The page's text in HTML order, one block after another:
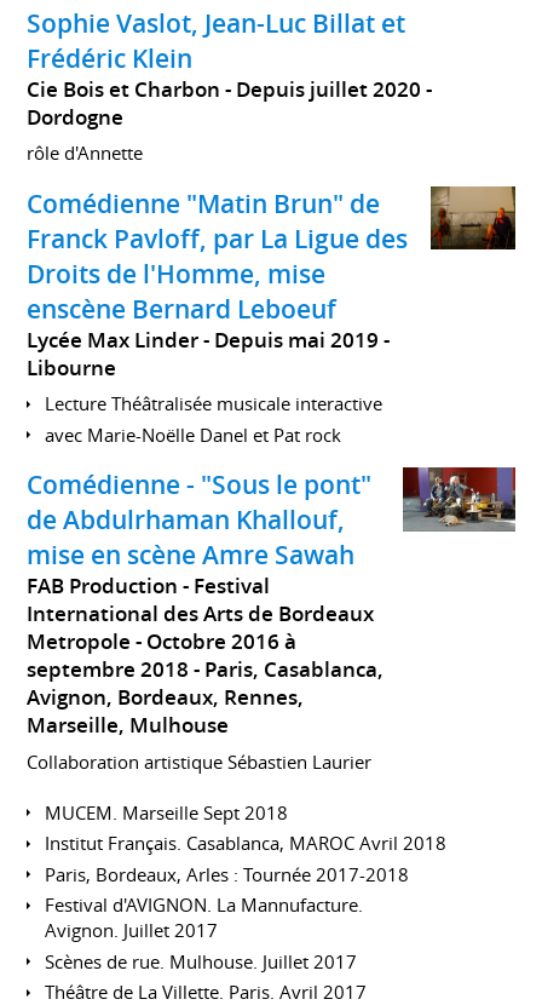
Sophie Vaslot, Jean-Luc Billat et
Frédéric Klein
Cie Bois et Charbon
Depuis juillet 2020
Dordogne
rôle d'Annette
Comédienne "Matin Brun" de
Franck Pavloff, par La Ligue des
Droits de l'Homme, mise
enscène Bernard Leboeuf
Lycée Max Linder
Depuis mai 2019
Libourne
Lecture Théâtralisée musicale interactive
avec Marie-Noëlle Danel et Pat rock
Comédienne - "Sous le pont"
de Abdulrhaman Khallouf,
mise en scène Amre Sawah
FAB Production - Festival
International des Arts de Bordeaux
Metropole
Octobre 2016 à
septembre 2018 Paris, Casablanca,
Avignon, Bordeaux, Rennes,
Marseille, Mulhouse
Collaboration artistique Sébastien Laurier
MUCEM. Marseille Sept 2018
Institut Français. Casablanca, MAROC Avril 2018
Paris, Bordeaux, Arles : Tournée 2017-2018
Festival d'AVIGNON. La Mannufacture.
Avignon. Juillet 2017
Scènes de rue. Mulhouse. Juillet 2017
Théâtre de La Villette. Paris. Avril 2017